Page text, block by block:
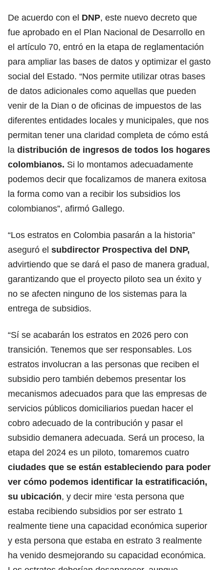
De acuerdo con el DNP, este nuevo decreto que
fue aprobado en el Plan Nacional de Desarrollo en
el artículo 70, entró en la etapa de reglamentación
para ampliar las bases de datos y optimizar el gasto
social del Estado. “Nos permite utilizar otras bases
de datos adicionales como aquellas que pueden
venir de la Dian o de oficinas de impuestos de las
diferentes entidades locales y municipales, que nos
permitan tener una claridad completa de cómo está
la distribución de ingresos de todos los hogares
colombianos. Si lo montamos adecuadamente
podemos decir que focalizamos de manera exitosa
la forma como van a recibir los subsidios los
colombianos”, afirmó Gallego.
“Los estratos en Colombia pasarán a la historia”
aseguró el subdirector Prospectiva del DNP,
advirtiendo que se dará el paso de manera gradual,
garantizando que el proyecto piloto sea un éxito y
no se afecten ninguno de los sistemas para la
entrega de subsidios.
“Sí se acabarán los estratos en 2026 pero con
transición. Tenemos que ser responsables. Los
estratos involucran a las personas que reciben el
subsidio pero también debemos presentar los
mecanismos adecuados para que las empresas de
servicios públicos domiciliarios puedan hacer el
cobro adecuado de la contribución y pasar el
subsidio demanera adecuada. Será un proceso, la
etapa del 2024 es un piloto, tomaremos cuatro
ciudades que se están estableciendo para poder
ver cómo podemos identificar la estratificación,
su ubicación, y decir mire ‘esta persona que
estaba recibiendo subsidios por ser estrato 1
realmente tiene una capacidad económica superior
y esta persona que estaba en estrato 3 realmente
ha venido desmejorando su capacidad económica.